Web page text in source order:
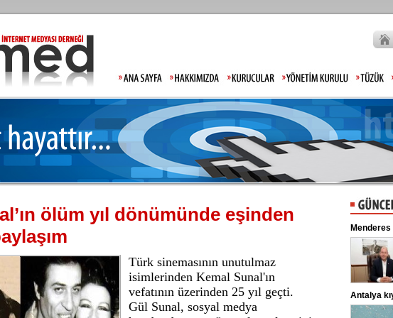
ölüm yıl dönümünde eşinden
Türk sinemasının unutulmaz
isimlerinden Kemal Sunal'ın
vefatının üzerinden 25 yıl geçti.
Gül Sunal, sosyal medya
adliyeye sevk edildi. ...
Lahmacun ve kebapta hile!
Tarım ve Orman Bakanlığı, gıda
Antalya